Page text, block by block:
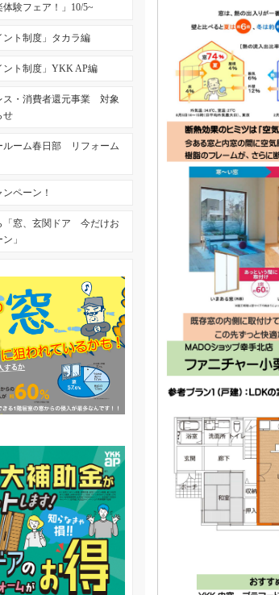
験フェア！」10/5~
ント制度」タカラ編
ント制度」YKK AP編
ス・消費者還元事業 対象
せ
ルーム春日部 リフォーム
ペーン！
「窓、玄関ドア 今だけお
」